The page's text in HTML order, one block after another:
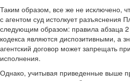
Таким образом, все же не исключено,
с агентом суд истолкует разъяснения
следующим образом: правила абзаца 2
кодекса являются диспозитивными, а
агентский договор может запрещать
исполнения.
Однако, учитывая приведенные выше